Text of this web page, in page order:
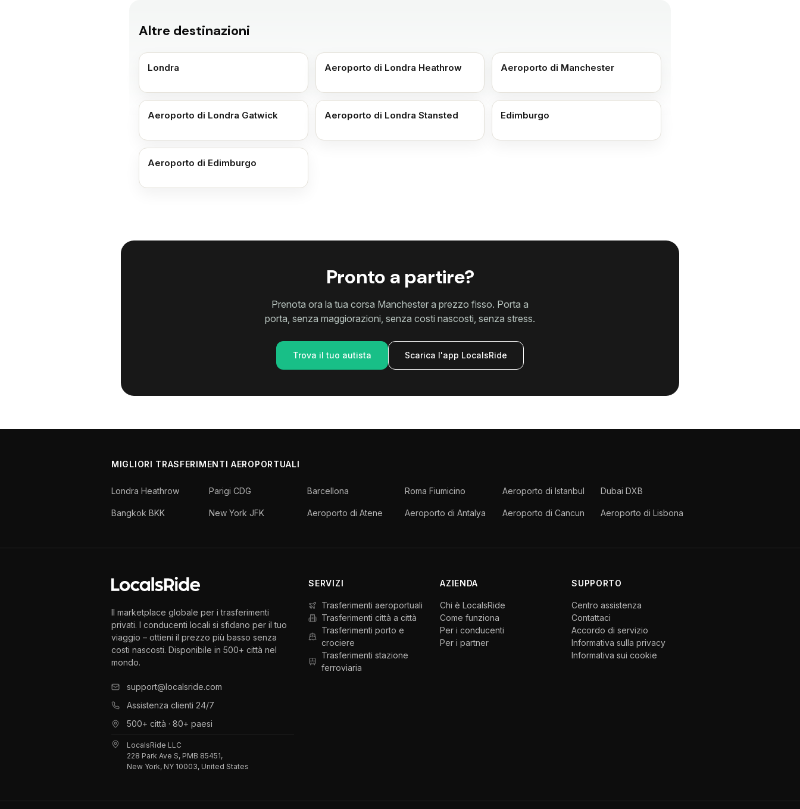
Altre destinazioni
Londra Aeroporto di Londra Heathrow Aeroporto di Manchester
Aeroporto di Londra Gatwick Aeroporto di Londra Stansted Edimburgo
Aeroporto di Edimburgo
Pronto a partire?
Prenota ora la tua corsa Manchester a prezzo fisso. Porta a
porta, senza maggiorazioni, senza costi nascosti, senza stress.
Trova il tuo autista Scarica l'app LocalsRide
MIGLIORI TRASFERIMENTI AEROPORTUALI
Londra Heathrow Parigi CDG Barcellona Roma Fiumicino Aeroporto di Istanbul Dubai DXB
Bangkok BKK New York JFK Aeroporto di Atene Aeroporto di Antalya Aeroporto di Cancun Aeroporto di Lisbona
Il marketplace globale per i trasferimenti
privati. I conducenti locali si sfidano per il tuo
viaggio – ottieni il prezzo più basso senza
costi nascosti. Disponibile in 500+ città nel
mondo.
support@localsride.com
Assistenza clienti 24/7
500+ città · 80+ paesi
LocalsRide LLC
228 Park Ave S, PMB 85451,
New York, NY 10003, United States
SERVIZI
Trasferimenti aeroportuali
Trasferimenti città a città
Trasferimenti porto e
crociere
Trasferimenti stazione
ferroviaria
AZIENDA
Chi è LocalsRide
Come funziona
Per i conducenti
Per i partner
SUPPORTO
Centro assistenza
Contattaci
Accordo di servizio
Informativa sulla privacy
Informativa sui cookie